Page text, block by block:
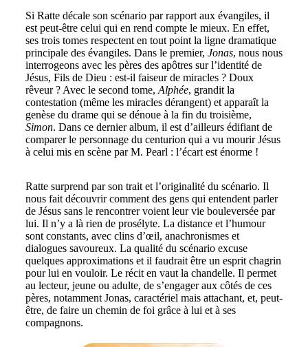
Si Ratte décale son scénario par rapport aux évangiles, il
est peut-être celui qui en rend compte le mieux. En effet,
ses trois tomes respectent en tout point la ligne dramatique
principale des évangiles. Dans le premier, Jonas, nous nous
interrogeons avec les pères des apôtres sur l’identité de
Jésus, Fils de Dieu : est-il faiseur de miracles ? Doux
rêveur ? Avec le second tome, Alphée, grandit la
contestation (même les miracles dérangent) et apparaît la
genèse du drame qui se dénoue à la fin du troisième,
Simon. Dans ce dernier album, il est d’ailleurs édifiant de
comparer le personnage du centurion qui a vu mourir Jésus
à celui mis en scène par M. Pearl : l’écart est énorme !
Ratte surprend par son trait et l’originalité du scénario. Il
nous fait découvrir comment des gens qui entendent parler
de Jésus sans le rencontrer voient leur vie bouleversée par
lui. Il n’y a là rien de prosélyte. La distance et l’humour
sont constants, avec clins d’œil, anachronismes et
dialogues savoureux. La qualité du scénario excuse
quelques approximations et il faudrait être un esprit chagrin
pour lui en vouloir. Le récit en vaut la chandelle. Il permet
au lecteur, jeune ou adulte, de s’engager aux côtés de ces
pères, notamment Jonas, caractériel mais attachant, et, peut-
être, de faire un chemin de foi grâce à lui et à ses
compagnons.